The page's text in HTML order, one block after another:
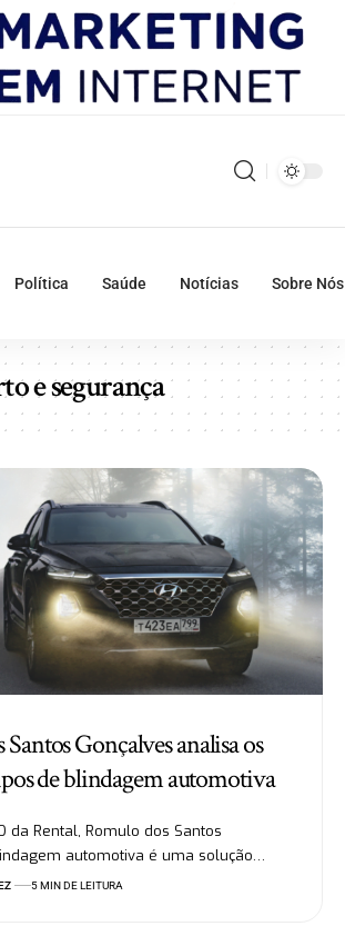
Política Saúde Notícias Sobre Nós
e segurança
Gonçalves analisa os
de blindagem automotiva
da Rental, Romulo dos Santos
automotiva é uma solução…
5 MIN DE LEITURA